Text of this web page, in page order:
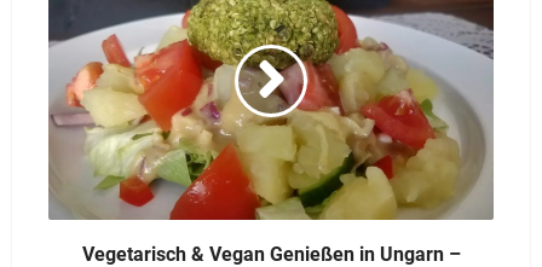
Vegetarisch & Vegan Genießen in Ungarn –